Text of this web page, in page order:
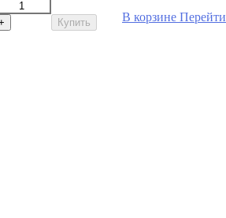
Купить В корзине Перейти